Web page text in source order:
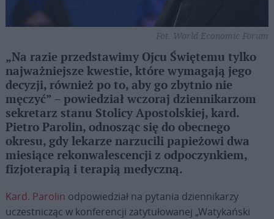
Fot. World Economic Forum
„Na razie przedstawimy Ojcu Świętemu tylko
najważniejsze kwestie, które wymagają jego
decyzji, również po to, aby go zbytnio nie
męczyć” – powiedział wczoraj dziennikarzom
sekretarz stanu Stolicy Apostolskiej, kard.
Pietro Parolin, odnosząc się do obecnego
okresu, gdy lekarze narzucili papieżowi dwa
miesiące rekonwalescencji z odpoczynkiem,
fizjoterapią i terapią medyczną.
Kard. Parolin odpowiedział na pytania dziennikarzy
uczestnicząc w konferencji zatytułowanej „Watykański